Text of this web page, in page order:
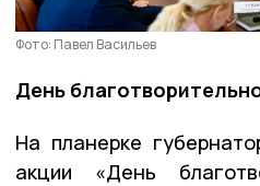
Фото: Павел Васильев
День
На планерке
акции «День